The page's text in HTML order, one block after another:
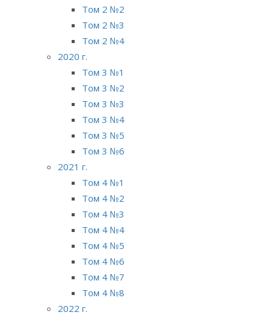
Том 2 №2
Том 2 №3
Том 2 №4
2020 г.
Том 3 №1
Том 3 №2
Том 3 №3
Том 3 №4
Том 3 №5
Том 3 №6
2021 г.
Том 4 №1
Том 4 №2
Том 4 №3
Том 4 №4
Том 4 №5
Том 4 №6
Том 4 №7
Том 4 №8
2022 г.